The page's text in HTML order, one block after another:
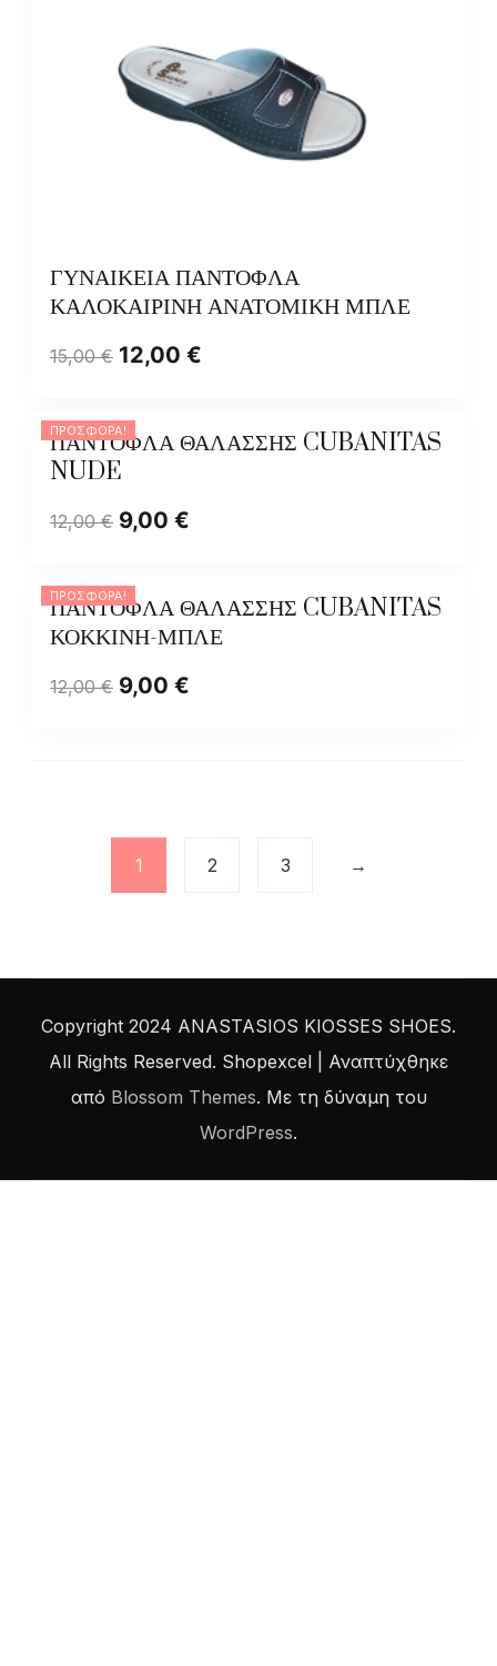
ΓΥΝΑΙΚΕΙΑ ΠΑΝΤΟΦΛΑ
ΚΑΛΟΚΑΙΡΙΝΗ ΑΝΑΤΟΜΙΚΗ ΜΠΛΕ
15,00€ 12,00 €
ΠΡΟΣΦΟΡΆ!
ΠΑΝΤΟΦΛΑ ΘΑΛΑΣΣΗΣ CUBANITAS
NUDE
12,00€ 9,00 €
ΠΡΟΣΦΟΡΆ!
ΠΑΝΤΟΦΛΑ ΘΑΛΑΣΣΗΣ CUBANITAS
ΚΟΚΚΙΝΗ-ΜΠΛΕ
12,00€ 9,00 €
1 2 3 →
Copyright 2024 ANASTASIOS KIOSSES SHOES.
All Rights Reserved. Shopexcel | Αναπτύχθηκε
από Blossom Themes. Με τη δύναμη του
WordPress.